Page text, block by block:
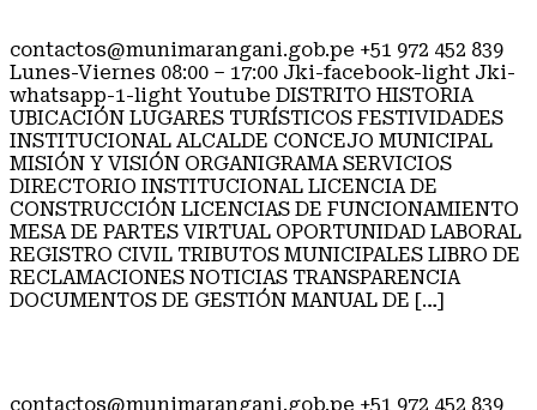
contactos@munimarangani.gob.pe +51 972 452 839
Lunes-Viernes 08:00 – 17:00 Jki-facebook-light Jki-
whatsapp-1-light Youtube DISTRITO HISTORIA
UBICACIÓN LUGARES TURÍSTICOS FESTIVIDADES
INSTITUCIONAL ALCALDE CONCEJO MUNICIPAL
MISIÓN Y VISIÓN ORGANIGRAMA SERVICIOS
DIRECTORIO INSTITUCIONAL LICENCIA DE
CONSTRUCCIÓN LICENCIAS DE FUNCIONAMIENTO
MESA DE PARTES VIRTUAL OPORTUNIDAD LABORAL
REGISTRO CIVIL TRIBUTOS MUNICIPALES LIBRO DE
RECLAMACIONES NOTICIAS TRANSPARENCIA
DOCUMENTOS DE GESTIÓN MANUAL DE […]
contactos@munimarangani.gob.pe +51 972 452 839